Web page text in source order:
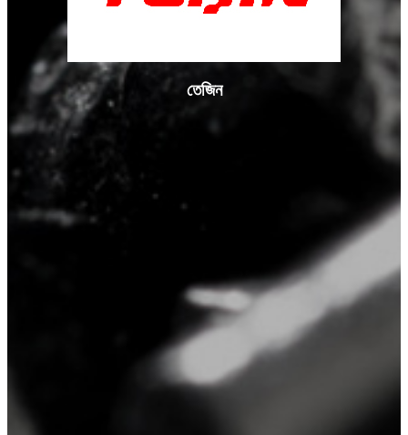
তেজিন